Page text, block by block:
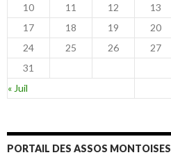
10
11 12 13
17
18 19 20
24
25 26 27
31
« Juil
PORTAIL DES ASSOS MONTOISES